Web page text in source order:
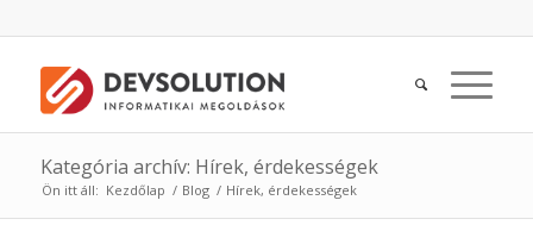
Kategória archív: Hírek, érdekességek
Ön itt áll: Kezdőlap / Blog / Hírek, érdekességek